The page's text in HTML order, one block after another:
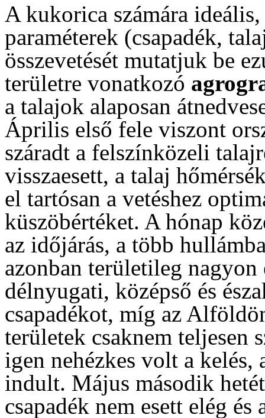
A kukorica számára
paraméterek (csapadék,
összevetését mutatjuk be
területre vonatkozó
a talajok alaposan
Április első fele viszont
száradt a felszínközeli
visszaesett, a talaj
el tartósan a vetéshez
küszöbértéket. A hónap
az időjárás, a több
azonban területileg
délnyugati, középső és
csapadékot, míg az
területek csaknem teljesen
igen nehézkes volt a kelés,
indult. Május második
csapadék nem esett elég